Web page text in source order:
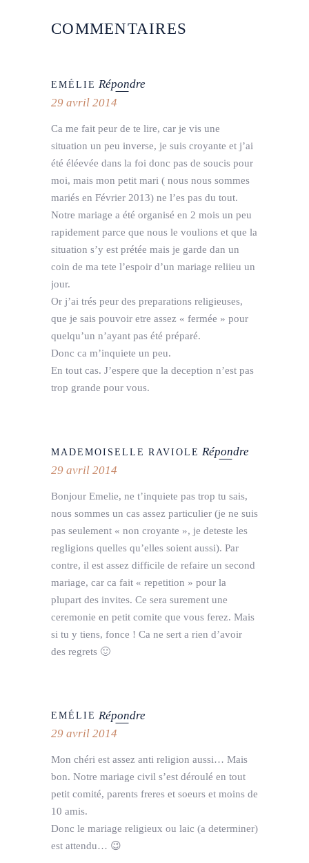
COMMENTAIRES
EMÉLIE Répondre
29 avril 2014
Ca me fait peur de te lire, car je vis une
situation un peu inverse, je suis croyante et j’ai
été éléevée dans la foi donc pas de soucis pour
moi, mais mon petit mari ( nous nous sommes
mariés en Février 2013) ne l’es pas du tout.
Notre mariage a été organisé en 2 mois un peu
rapidement parce que nous le voulions et que la
situation s’y est prétée mais je garde dan un
coin de ma tete l’espoir d’un mariage reliieu un
jour.
Or j’ai trés peur des preparations religieuses,
que je sais pouvoir etre assez « fermée » pour
quelqu’un n’ayant pas été préparé.
Donc ca m’inquiete un peu.
En tout cas. J’espere que la deception n’est pas
trop grande pour vous.
MADEMOISELLE RAVIOLE Répondre
29 avril 2014
Bonjour Emelie, ne t’inquiete pas trop tu sais,
nous sommes un cas assez particulier (je ne suis
pas seulement « non croyante », je deteste les
regligions quelles qu’elles soient aussi). Par
contre, il est assez difficile de refaire un second
mariage, car ca fait « repetition » pour la
plupart des invites. Ce sera surement une
ceremonie en petit comite que vous ferez. Mais
si tu y tiens, fonce ! Ca ne sert a rien d’avoir
des regrets 🙂
EMÉLIE Répondre
29 avril 2014
Mon chéri est assez anti religion aussi… Mais
bon. Notre mariage civil s’est déroulé en tout
petit comité, parents freres et soeurs et moins de
10 amis.
Donc le mariage religieux ou laic (a determiner)
est attendu… 😉